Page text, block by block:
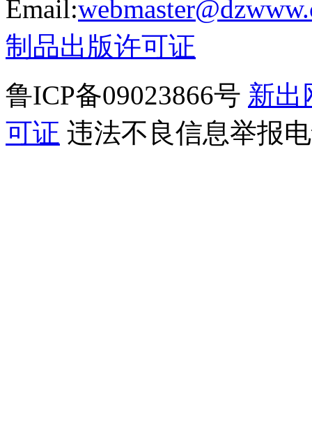
Email:
制品出版许可证
鲁ICP备09023866号 新出
可证 违法不良信息举报